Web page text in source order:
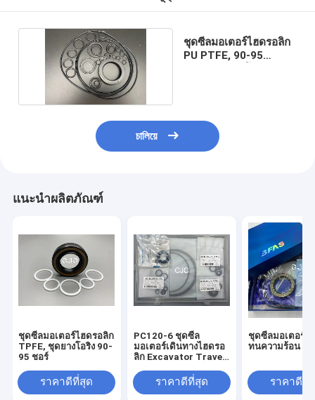
ชุดซีลมอเตอร์ไฮดรอลิก
PU PTFE, 90-95
চালিয়ে
แนะนำผลิตภัณฑ์
ชุดซีลมอเตอร์ไฮดรอลิก
TPFE, ชุดยางโอริง 90-
95 ชอร์
ราคาดีที่สุด
PC120-6 ชุดซีล
มอเตอร์เดินทางไฮดรอ
ลิก Excavator Travel
ราคาดีที่สุด
ชุดซีลมอเตอร์ไ
ทนความร้อน
ราคาดีที่